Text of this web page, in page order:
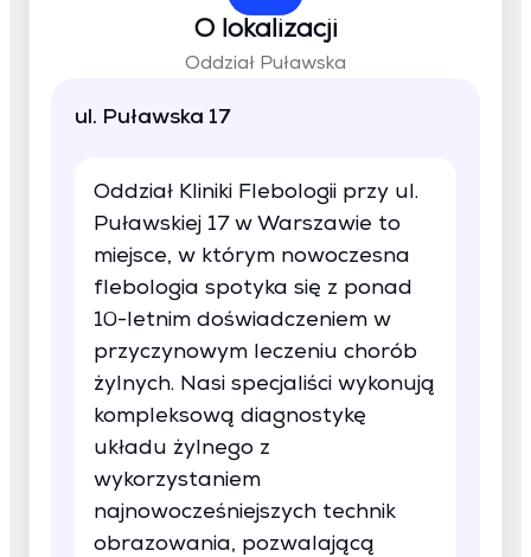
O lokalizacji
Oddział Puławska
ul. Puławska 17
Oddział Kliniki Flebologii przy ul.
Puławskiej 17 w Warszawie to
miejsce, w którym nowoczesna
flebologia spotyka się z ponad
10-letnim doświadczeniem w
przyczynowym leczeniu chorób
żylnych. Nasi specjaliści wykonują
kompleksową diagnostykę
układu żylnego z
wykorzystaniem
najnowocześniejszych technik
obrazowania, pozwalającą